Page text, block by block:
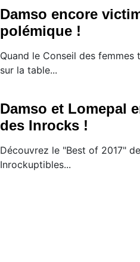
Damso encore
polémique !
Quand le Conseil des femmes
sur la table...
Damso et Lomepal
des Inrocks !
Découvrez le "Best of 2017"
Inrockuptibles...